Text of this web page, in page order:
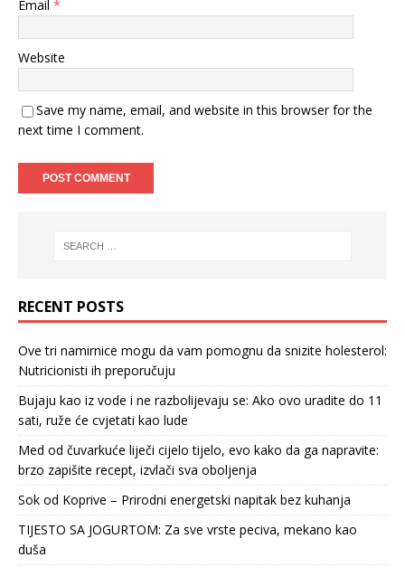
Email *
Website
Save my name, email, and website in this browser for the
next time I comment.
RECENT POSTS
Ove tri namirnice mogu da vam pomognu da snizite holesterol:
Nutricionisti ih preporučuju
Bujaju kao iz vode i ne razbolijevaju se: Ako ovo uradite do 11
sati, ruže će cvjetati kao lude
Med od čuvarkuće liječi cijelo tijelo, evo kako da ga napravite:
brzo zapišite recept, izvlači sva oboljenja
Sok od Koprive – Prirodni energetski napitak bez kuhanja
TIJESTO SA JOGURTOM: Za sve vrste peciva, mekano kao
duša